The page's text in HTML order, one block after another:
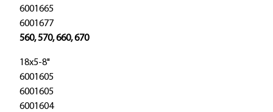
6001665
6001677
560, 570, 660, 670
18x5-8"
6001605
6001605
6001604